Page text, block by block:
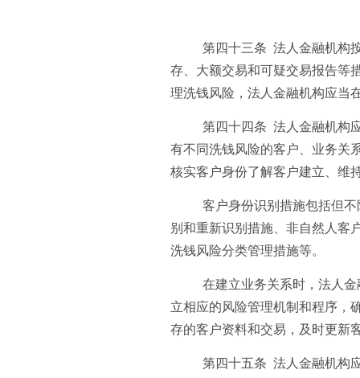
第四十三条 法人金融机构
存、大额交易和可疑交易报告等
理洗钱风险，法人金融机构应当
第四十四条 法人金融机构
有不同洗钱风险的客户、业务关
核实客户身份了解客户建立、维
客户身份识别措施包括但
别和重新识别措施、非自然人客
洗钱风险分类管理措施等。
在建立业务关系时，法人
立相应的风险管理机制和程序，
存的客户资料和交易，及时更新
第四十五条 法人金融机构